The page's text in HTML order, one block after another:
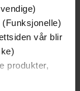
vår blir
produkter,